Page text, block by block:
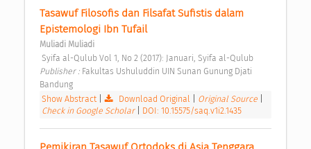
Tasawuf Filosofis dan Filsafat Sufistis dalam
Epistemologi Ibn Tufail
Muliadi Muliadi
Syifa al-Qulub Vol 1, No 2 (2017): Januari, Syifa al-Qulub
Publisher : Fakultas Ushuluddin UIN Sunan Gunung Djati
Bandung
Show Abstract| Download Original Original Source
Check in Google Scholar
DOI: 10.15575/saq.v1i2.1435